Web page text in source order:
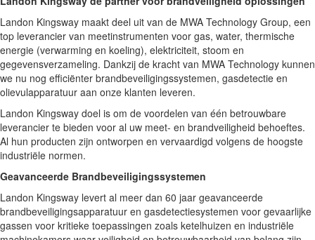
Landon Kingsway maakt deel uit van de MWA Technology Group, een
top leverancier van meetinstrumenten voor gas, water, thermische
energie (verwarming en koeling), elektriciteit, stoom en
gegevensverzameling. Dankzij de kracht van MWA Technology kunnen
we nu nog efficiënter brandbeveiligingssystemen, gasdetectie en
olievulapparatuur aan onze klanten leveren.
Landon Kingsway doel is om de voordelen van één betrouwbare
leverancier te bieden voor al uw meet- en brandveiligheid behoeftes.
Al hun producten zijn ontworpen en vervaardigd volgens de hoogste
industriële normen.
Geavanceerde Brandbeveiligingssystemen
Landon Kingsway levert al meer dan 60 jaar geavanceerde
brandbeveiligingsapparatuur en gasdetectiesystemen voor gevaarlijke
gassen voor kritieke toepassingen zoals ketelhuizen en industriële